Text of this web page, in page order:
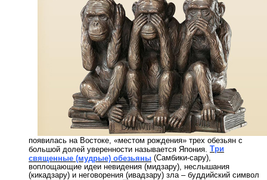
появилась на Востоке, «местом рождения» трех обезьян с
большой долей уверенности называется Япония. Три
священные (мудрые) обезьяны (Самбики-сару),
воплощающие идеи невидения (мидзару), неслышания
(кикадзару) и неговорения (ивадзару) зла – буддийский символ